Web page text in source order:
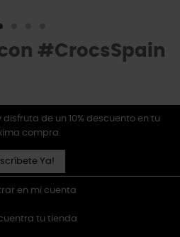
#CrocsSpain
de un 10% descuento en tu
compra.
Ya!
en mi cuenta
tu tienda